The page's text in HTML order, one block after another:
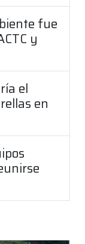
fue
y
el
en